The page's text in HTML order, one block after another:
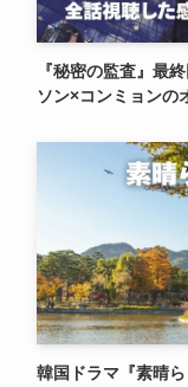
『秘密の監査』最
ソン×コンミョンの
韓国ドラマ『素晴